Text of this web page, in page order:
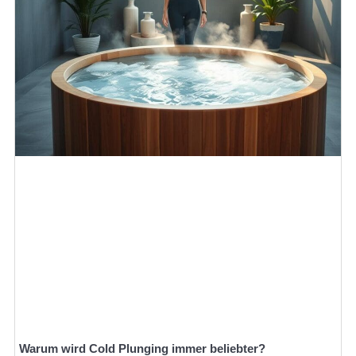
Warum wird Cold Plunging immer beliebter?